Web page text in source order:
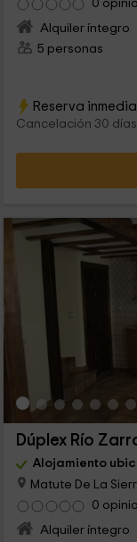
0
Alquiler íntegro
5 personas
Reserva
Cancelación 30
Dúplex Río
Alojamiento
Matute De La
0
Alquiler íntegro